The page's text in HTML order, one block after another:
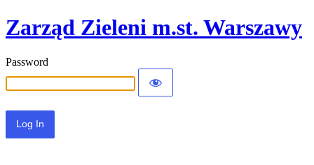
Zarząd Zieleni m.st. Warszawy
Password